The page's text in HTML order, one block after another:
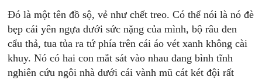
Ðó là một tên đồ sộ, vẻ như chết treo. Có thể nói là nó đè
bẹp cái yên ngựa dưới sức nặng của mình, bộ râu đen
cẩu thả, tua tủa ra tứ phía trên cái áo vét xanh không cài
khuy. Nó có hai con mắt sát vào nhau đang bình tĩnh
nghiên cứu ngôi nhà dưới cái vành mũ cát két đội rất